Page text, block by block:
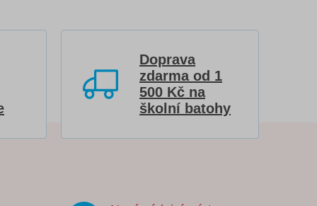
Doprava
zdarma od 1
500 Kč na
školní batohy